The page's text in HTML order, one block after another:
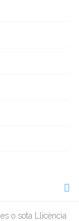
o sota Llicència